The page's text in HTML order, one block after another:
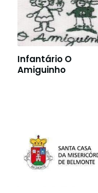
Infantário O
Amiguinho